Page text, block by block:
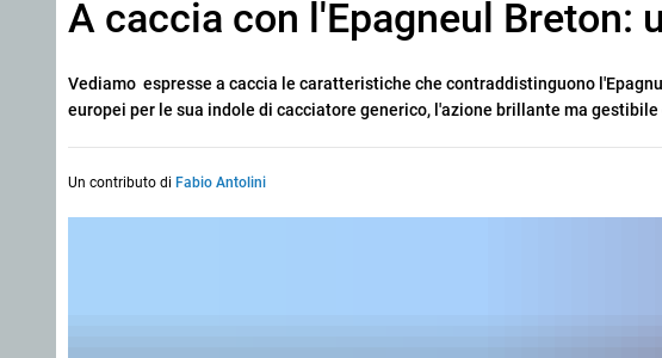
A caccia con l'Epagneul Breton:
Vediamo espresse a caccia le caratteristiche che contraddistinguono
europei per le sua indole di cacciatore generico, l'azione brillante ma
Un contributo di Fabio Antolini